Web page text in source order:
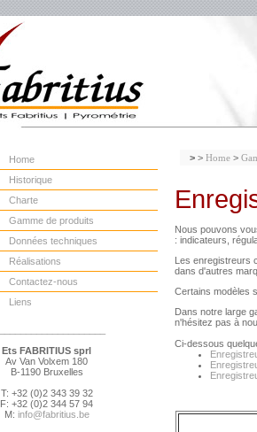
Home
Historique
Charte
Gamme de produits
Données techniques
Réalisations
Contactez-nous
Liens
Ets FABRITIUS sprl
Av Van Volxem 180
B-1190 Bruxelles
T: +32 (0)2 343 39 32
F: +32 (0)2 344 57 94
M: info@fabritius.be
> > Home>
Nous pouvons
: indicateurs,
Les enregistreurs
dans d'autres
Certains modèles
Dans notre large
n'hésitez pas à
Ci-dessous